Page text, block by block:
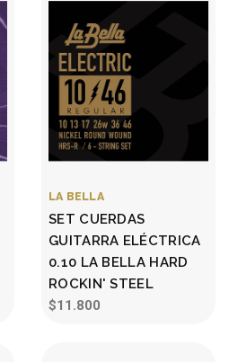
LA BELLA
SET CUERDAS
GUITARRA ELÉCTRICA
0.10 LA BELLA HARD
ROCKIN' STEEL
$11.800